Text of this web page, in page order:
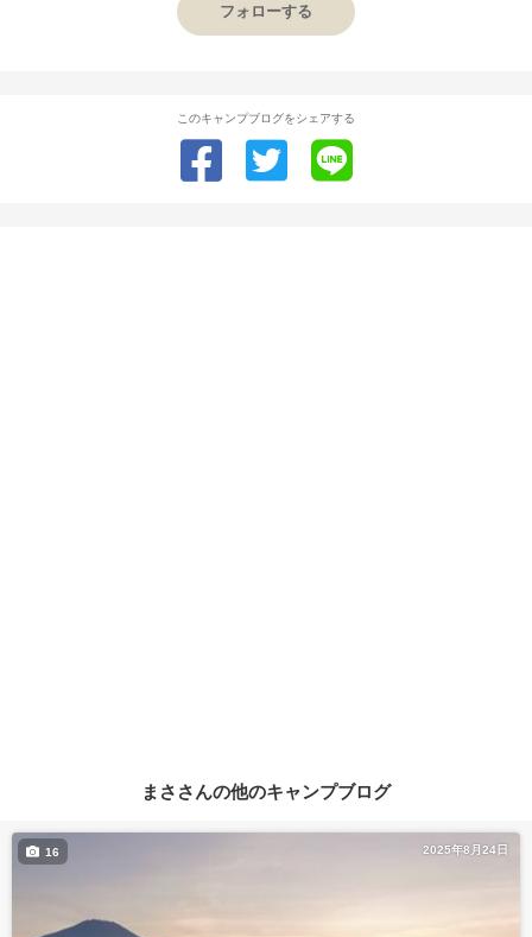
フォローする
このキャンプブログをシェアする
まささんの他のキャンプブログ
2025年8月24日
16